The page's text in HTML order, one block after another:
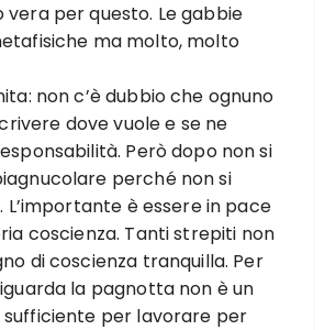
vera per questo. Le gabbie
ma molto, molto
non c’è dubbio che ognuno
dove vuole e se ne
Però dopo non si
perché non si
L’importante è essere in pace
coscienza. Tanti strepiti non
di coscienza tranquilla. Per
la pagnotta non è un
per lavorare per